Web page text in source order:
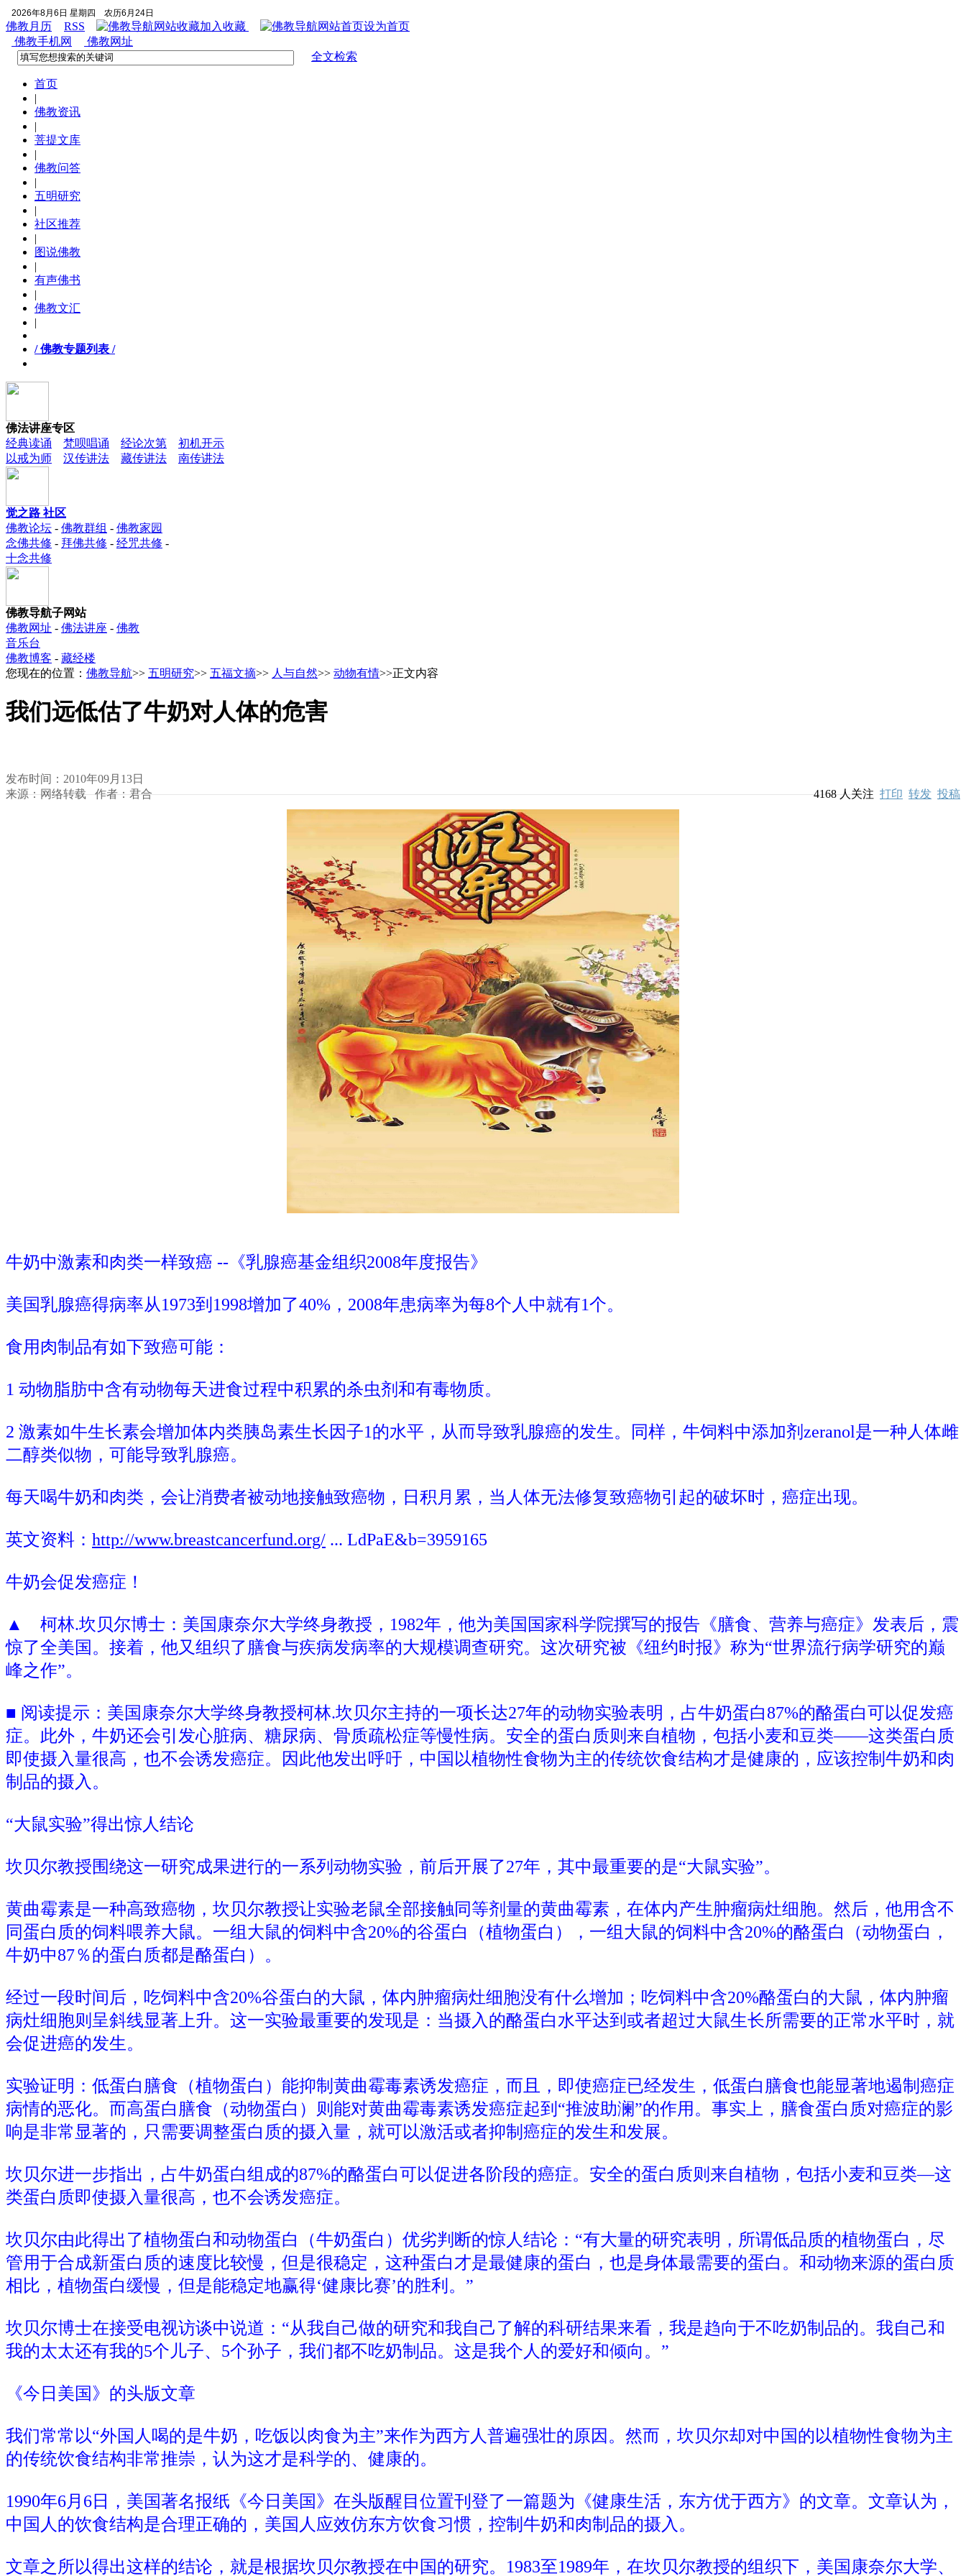
2026年8月6日 星期四 农历6月24日
佛教月历 RSS 加入收藏
设为首页
佛教手机网
佛教网址
全文检索
首页
|
佛教资讯
|
菩提文库
|
佛教问答
|
五明研究
|
社区推荐
|
图说佛教
|
有声佛书
|
佛教文汇
|
/ 佛教专题列表 /
佛法讲座专区
经典读诵
梵呗唱诵 经论次第
初机开示
以戒为师
汉传讲法 藏传讲法 南传讲法
觉之路 社区
佛教论坛 - 佛教群组 - 佛教家园
念佛共修 - 拜佛共修 - 经咒共修 -
十念共修
佛教导航子网站
佛教网址 - 佛法讲座 - 佛教
音乐台
佛教博客 - 藏经楼
您现在的位置： 佛教导航>> 五明研究>> 五福文摘>> 人与自然>> 动物有情>>正文内容
我们远低估了牛奶对人体的危害
发布时间：2010年09月13日
来源：网络转载 作者：君合
4168人关注 打印 转发 投稿
牛奶中激素和肉类一样致癌 --《乳腺癌基金组织2008年度报告》
美国乳腺癌得病率从1973到1998增加了40%，2008年患病率为每8个人中就有1个。
食用肉制品有如下致癌可能：
1 动物脂肪中含有动物每天进食过程中积累的杀虫剂和有毒物质。
2 激素如牛生长素会增加体内类胰岛素生长因子1的水平，从而导致乳腺癌的发生。同样，牛饲料中添加剂zeranol是一种人体雌
二醇类似物，可能导致乳腺癌。
每天喝牛奶和肉类，会让消费者被动地接触致癌物，日积月累，当人体无法修复致癌物引起的破坏时，癌症出现。
英文资料： http://www.breastcancerfund.org/ ... LdPaE&b=3959165
牛奶会促发癌症！
▲ 柯林.坎贝尔博士：美国康奈尔大学终身教授，1982年，他为美国国家科学院撰写的报告《膳食、营养与癌症》发表后，震
惊了全美国。接着，他又组织了膳食与疾病发病率的大规模调查研究。这次研究被《纽约时报》称为“世界流行病学研究的巅
峰之作”。
■ 阅读提示：美国康奈尔大学终身教授柯林.坎贝尔主持的一项长达27年的动物实验表明，占牛奶蛋白87%的酪蛋白可以促发癌
症。此外，牛奶还会引发心脏病、糖尿病、骨质疏松症等慢性病。安全的蛋白质则来自植物，包括小麦和豆类——这类蛋白质
即使摄入量很高，也不会诱发癌症。因此他发出呼吁，中国以植物性食物为主的传统饮食结构才是健康的，应该控制牛奶和肉
制品的摄入。
“大鼠实验”得出惊人结论
坎贝尔教授围绕这一研究成果进行的一系列动物实验，前后开展了27年，其中最重要的是“大鼠实验”。
黄曲霉素是一种高致癌物，坎贝尔教授让实验老鼠全部接触同等剂量的黄曲霉素，在体内产生肿瘤病灶细胞。然后，他用含不
同蛋白质的饲料喂养大鼠。一组大鼠的饲料中含20%的谷蛋白（植物蛋白），一组大鼠的饲料中含20%的酪蛋白（动物蛋白，
牛奶中87％的蛋白质都是酪蛋白）。
经过一段时间后，吃饲料中含20%谷蛋白的大鼠，体内肿瘤病灶细胞没有什么增加；吃饲料中含20%酪蛋白的大鼠，体内肿瘤
病灶细胞则呈斜线显著上升。这一实验最重要的发现是：当摄入的酪蛋白水平达到或者超过大鼠生长所需要的正常水平时，就
会促进癌的发生。
实验证明：低蛋白膳食（植物蛋白）能抑制黄曲霉毒素诱发癌症，而且，即使癌症已经发生，低蛋白膳食也能显著地遏制癌症
病情的恶化。而高蛋白膳食（动物蛋白）则能对黄曲霉毒素诱发癌症起到“推波助澜”的作用。事实上，膳食蛋白质对癌症的影
响是非常显著的，只需要调整蛋白质的摄入量，就可以激活或者抑制癌症的发生和发展。
坎贝尔进一步指出，占牛奶蛋白组成的87%的酪蛋白可以促进各阶段的癌症。安全的蛋白质则来自植物，包括小麦和豆类—这
类蛋白质即使摄入量很高，也不会诱发癌症。
坎贝尔由此得出了植物蛋白和动物蛋白（牛奶蛋白）优劣判断的惊人结论：“有大量的研究表明，所谓低品质的植物蛋白，尽
管用于合成新蛋白质的速度比较慢，但是很稳定，这种蛋白才是最健康的蛋白，也是身体最需要的蛋白。和动物来源的蛋白质
相比，植物蛋白缓慢，但是能稳定地赢得‘健康比赛’的胜利。”
坎贝尔博士在接受电视访谈中说道：“从我自己做的研究和我自己了解的科研结果来看，我是趋向于不吃奶制品的。我自己和
我的太太还有我的5个儿子、5个孙子，我们都不吃奶制品。这是我个人的爱好和倾向。”
《今日美国》的头版文章
我们常常以“外国人喝的是牛奶，吃饭以肉食为主”来作为西方人普遍强壮的原因。然而，坎贝尔却对中国的以植物性食物为主
的传统饮食结构非常推崇，认为这才是科学的、健康的。
1990年6月6日，美国著名报纸《今日美国》在头版醒目位置刊登了一篇题为《健康生活，东方优于西方》的文章。文章认为，
中国人的饮食结构是合理正确的，美国人应效仿东方饮食习惯，控制牛奶和肉制品的摄入。
文章之所以得出这样的结论，就是根据坎贝尔教授在中国的研究。1983至1989年，在坎贝尔教授的组织下，美国康奈尔大学、